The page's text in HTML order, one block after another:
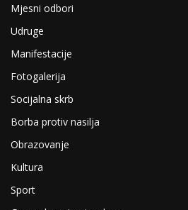
Mjesni odbori
Udruge
Manifestacije
Fotogalerija
Socijalna skrb
Borba protiv nasilja
Obrazovanje
Kultura
Sport